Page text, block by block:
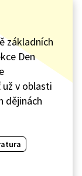
základních
Den
v oblasti
dějinách